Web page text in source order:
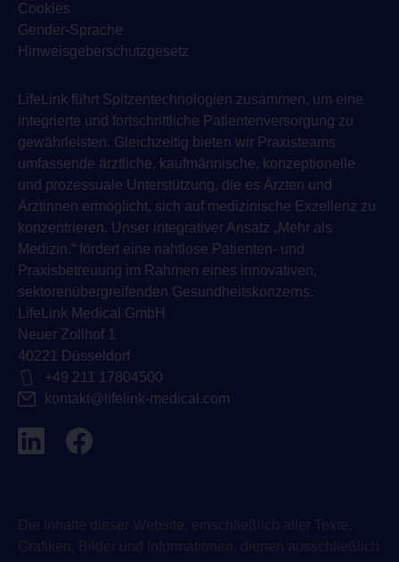
Cookies
Gender-Sprache
Hinweisgeberschutzgesetz
LifeLink führt Spitzentechnologien zusammen, um eine
integrierte und fortschrittliche Patientenversorgung zu
gewährleisten. Gleichzeitig bieten wir Praxisteams
umfassende ärztliche, kaufmännische, konzeptionelle
und prozessuale Unterstützung, die es Ärzten und
Ärztinnen ermöglicht, sich auf medizinische Exzellenz zu
konzentrieren. Unser integrativer Ansatz „Mehr als
Medizin.“ fördert eine nahtlose Patienten- und
Praxisbetreuung im Rahmen eines innovativen,
sektorenübergreifenden Gesundheitskonzerns.
LifeLink Medical GmbH
Neuer Zollhof 1
40221 Düsseldorf
+49 211 17804500
kontakt@lifelink-medical.com